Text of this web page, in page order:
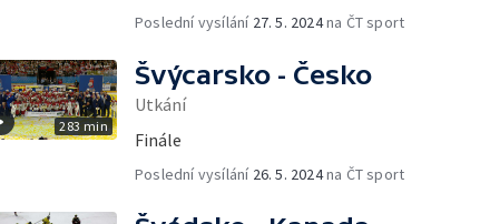
Poslední vysílání 27. 5. 2024na ČT sport
283 min
Švýcarsko - Česko
Utkání
Finále
Poslední vysílání 26. 5. 2024na ČT sport